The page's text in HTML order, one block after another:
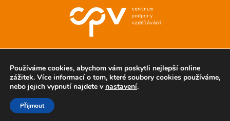
Používáme cookies, abychom vám poskytli nejlepší online
zážitek. Více informací o tom, které soubory cookies používáme,
nebo jejich vypnutí najdete v nastavení.
Přijmout